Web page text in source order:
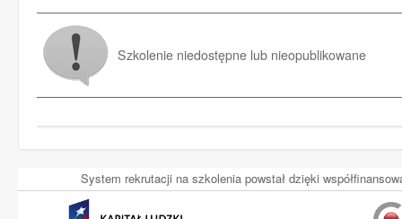
Szkolenie niedostępne lub nieopublikowane
System rekrutacji na szkolenia powstał dzięki